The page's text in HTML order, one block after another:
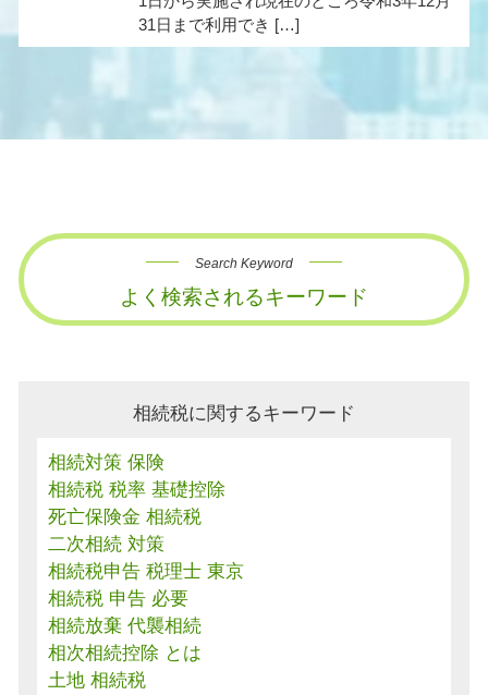
31日まで利用でき […]
Search Keyword
よく検索されるキーワード
相続税に関するキーワード
相続対策 保険
相続税 税率 基礎控除
死亡保険金 相続税
二次相続 対策
相続税申告 税理士 東京
相続税 申告 必要
相続放棄 代襲相続
相次相続控除 とは
土地 相続税